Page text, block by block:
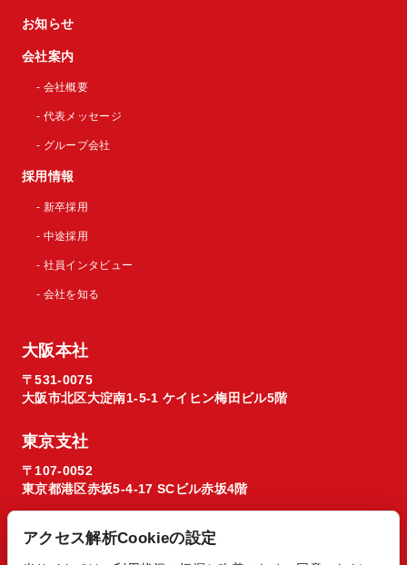
お知らせ
会社案内
- 会社概要
- 代表メッセージ
- グループ会社
採用情報
- 新卒採用
- 中途採用
- 社員インタビュー
- 会社を知る
大阪本社
〒531-0075
大阪市北区大淀南1-5-1 ケイヒン梅田ビル5階
東京支社
〒107-0052
東京都港区赤坂5-4-17 SCビル赤坂4階
アクセス解析Cookieの設定